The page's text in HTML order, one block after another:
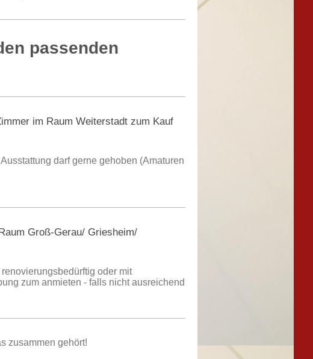
passenden
im Raum Weiterstadt zum Kauf
darf gerne gehoben (Amaturen
Groß-Gerau/ Griesheim/
oder mit
zum anmieten - falls nicht ausreichend
zusammen gehört!